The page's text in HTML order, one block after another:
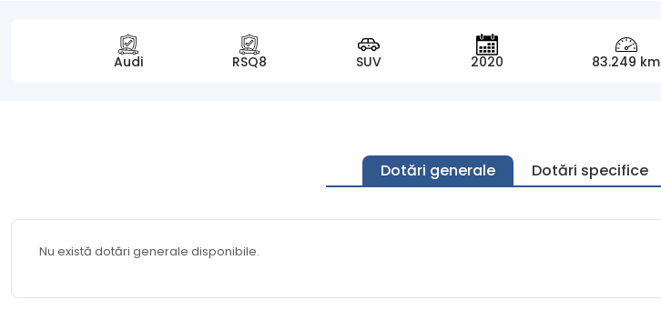
Audi RSQ8 SUV 2020 83.249 km
Dotări generale Dotări specifice
Nu există dotări generale disponibile.